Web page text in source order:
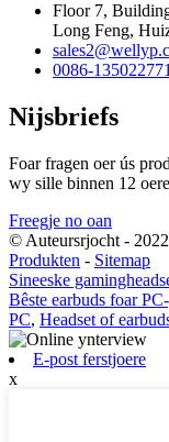
Floor 7,
Long Feng,
0086-
Nijsbriefs
Foar fragen oer ús
wy sille binnen 12
Freegje no oan
© Auteursrjocht -
Produkten - Sitemap
Sineeske
Bêste earbuds foar
PC, Headset of
E-post ferstjoere
x